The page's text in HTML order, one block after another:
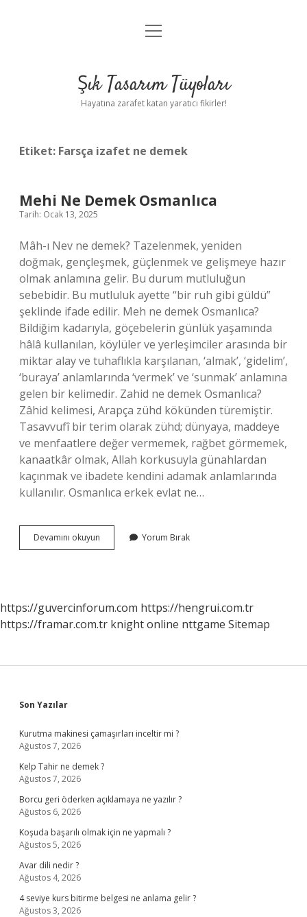
Anasayfa
Yasal Uyarı
menüyü
Şık Tasarım Tüyoları
Hayatına zarafet katan yaratıcı fikirler!
Etiket: Farsça izafet ne demek
Mehi Ne Demek Osmanlıca
Tarih: Ocak 13, 2025
Mâh-ı Nev ne demek? Tazelenmek, yeniden
doğmak, gençleşmek, güçlenmek ve gelişmeye hazır
olmak anlamına gelir. Bu durum mutluluğun
sebebidir. Bu mutluluk ayette “bir ruh gibi güldü”
şeklinde ifade edilir. Meh ne demek Osmanlıca?
Bildiğim kadarıyla, göçebelerin günlük yaşamında
hâlâ kullanılan, köylüler ve yerleşimciler arasında bir
miktar alay ve tuhaflıkla karşılanan, ‘almak’, ‘gidelim’,
‘buraya’ anlamlarında ‘vermek’ ve ‘sunmak’ anlamına
gelen bir kelimedir. Zahid ne demek Osmanlıca?
Zâhid kelimesi, Arapça zühd kökünden türemiştir.
Tasavvufî bir terim olarak zühd; dünyaya, maddeye
ve menfaatlere değer vermemek, rağbet görmemek,
kanaatkâr olmak, Allah korkusuyla günahlardan
kaçınmak ve ibadete kendini adamak anlamlarında
kullanılır. Osmanlıca erkek evlat ne…
Devamını okuyun
Ne
Yorum Bırak
https://guvercinforum.com https://hengrui.com.tr
https://framar.com.tr knight online nttgame Sitemap
Sidebar
Son Yazılar
Kurutma makinesi çamaşırları inceltir mi ?
Ağustos 7, 2026
Kelp Tahir ne demek ?
Ağustos 7, 2026
Borcu geri öderken açıklamaya ne yazılır ?
Ağustos 6, 2026
Koşuda başarılı olmak için ne yapmalı ?
Ağustos 5, 2026
Avar dili nedir ?
Ağustos 4, 2026
4 seviye kurs bitirme belgesi ne anlama gelir ?
Ağustos 3, 2026